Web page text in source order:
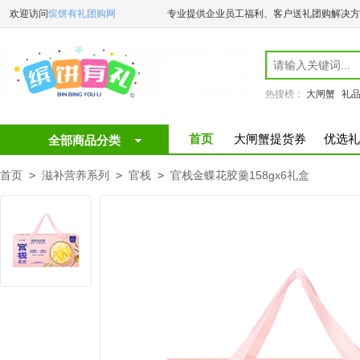
欢迎访问缤饼有礼团购网 专业提供企业员工福利、客户送礼团购解决
热搜榜： 大闸蟹 礼
全部商品分类 首页 大闸蟹提货券 优选
首页 > 滋补营养系列 > 官栈 > 官栈金蝶花胶羹158gx6礼盒